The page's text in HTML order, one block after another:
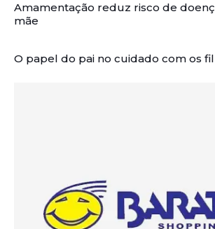
Amamentação reduz risco de
mãe
O papel do pai no cuidado com os
Artigos